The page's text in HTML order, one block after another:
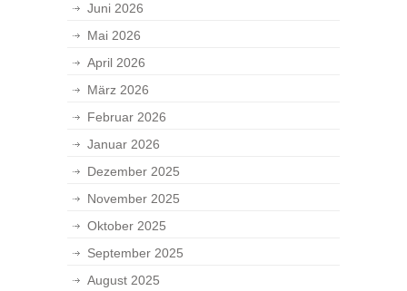
Juni 2026
Mai 2026
April 2026
März 2026
Februar 2026
Januar 2026
Dezember 2025
November 2025
Oktober 2025
September 2025
August 2025